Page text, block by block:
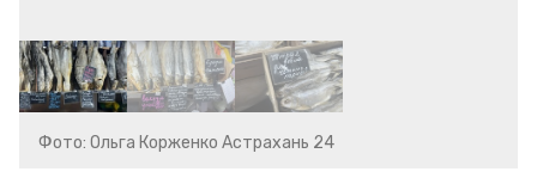
Фото: Ольга Корженко Астрахань 24